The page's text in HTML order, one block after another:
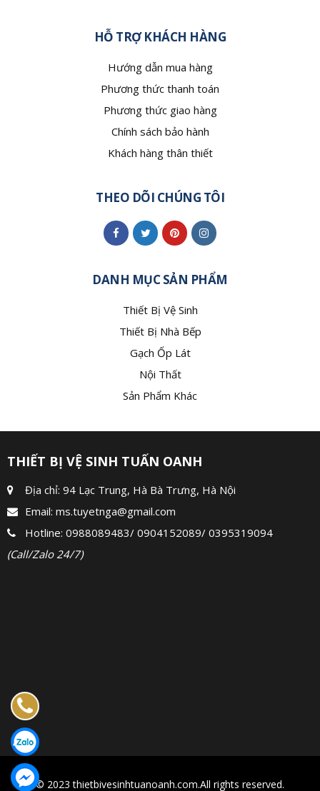
HỖ TRỢ KHÁCH HÀNG
Hướng dẫn mua hàng
Phương thức thanh toán
Phương thức giao hàng
Chính sách bảo hành
Khách hàng thân thiết
THEO DÕI CHÚNG TÔI
DANH MỤC SẢN PHẨM
Thiết Bị Vệ Sinh
Thiết Bị Nhà Bếp
Gạch Ốp Lát
Nội Thất
Sản Phẩm Khác
THIẾT BỊ VỆ SINH TUẤN OANH
Địa chỉ: 94 Lạc Trung, Hà Bà Trưng, Hà Nội
Email: ms.tuyetnga@gmail.com
Hotline: 0988089483/ 0904152089/ 0395319094
(Call/Zalo 24/7)
© 2023 thietbivesinhtuanoanh.com.All rights reserved.